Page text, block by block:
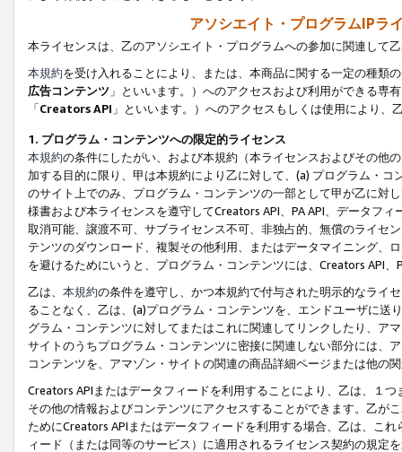
アソシエイト・プログラムIPラ
本ライセンスは、乙のアソシエイト・プログラムへの参加に関連して
本規約を受け入れることにより、または、本商品に関する一定の種類
広告コンテンツ 」といいます。）へのアクセスおよび利用ができる専
「Creators API 」といいます。）へのアクセスもしくは使用により
1. プログラム・コンテンツへの限定的ライセンス
本規約の条件にしたがい、および本規約（本ライセンスおよびその他
加する目的に限り、甲は本規約により乙に対して、(a) プログラム・
のサイト上でのみ、プログラム・コンテンツの一部として甲が乙に対
様書および本ライセンスを遵守してCreators API、PA API、データフ
取消可能、譲渡不可、サブライセンス不可、非独占的、無償のライセ
テンツのダウンロード、複製その他利用、またはデータマイニング、
を避けるためにいうと、プログラム・コンテンツには、Creators API
乙は、 本規約の条件を遵守し、かつ本規約で付与された明示的なライ
ることなく、乙は、(a)プログラム・コンテンツを、エンドユーザに
グラム・コンテンツに対してまたはこれに関連してリンクしたり、ア
サイトのうちプログラム・コンテンツに密接に関連しない部分には、
コンテンツを、アマゾン・サイトの関連の商品詳細ページまたは他の
Creators APIまたはデータフィードを利用することにより、乙は、１
その他の情報およびコンテンツにアクセスすることができます。乙が
ためにCreators APIまたはデータフィードを利用する場合、乙は、こ
ィード（または同等のサービス）に適用されるライセンス契約の規定